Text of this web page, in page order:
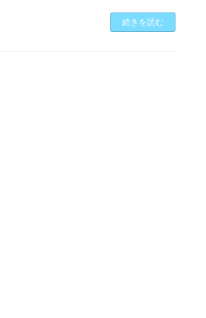
続きを読む